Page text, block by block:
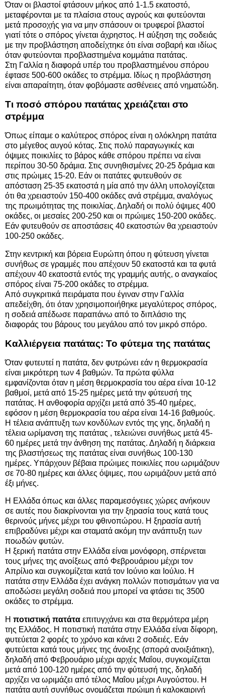
Όταν οι βλαστοί φτάσουν μήκος από 1-1.5 εκατοστό,
μεταφέρονται με τα πλαίσια στους αγρούς και φυτεύονται
μετά προσοχής για να μην σπάσουν οι τρυφεροί βλαστοί
γιατί τότε ο σπόρος γίνεται άχρηστος. Η αύξηση της σοδειάς
με την προβλάστηση αποδείχτηκε ότι είναι σοβαρή και ιδίως
όταν φυτεύονται προβλαστημένα κομμάτια πατάτας.
Στη Γαλλία η διαφορά υπέρ του προβλαστημένου σπόρου
έφτασε 500-600 οκάδες το στρέμμα. Ιδίως η προβλάστηση
είναι απαραίτητη, όταν φοβόμαστε ασθένειες από νηματώδη.
Τι ποσό σπόρου πατάτας χρειάζεται στο
στρέμμα
Όπως είπαμε ο καλύτερος σπόρος είναι η ολόκληρη πατάτα
στο μέγεθος αυγού κότας. Στις πολύ παραγωγικές και
όψιμες ποικιλίες το βάρος κάθε σπόρου πρέπει να είναι
περίπου 30-50 δράμια. Στις συνηθισμένες 20-25 δράμια και
στις πρώιμες 15-20. Εάν οι πατάτες φυτευθούν σε
απόσταση 25-35 εκατοστά η μία από την άλλη υπολογίζεται
ότι θα χρειαστούν 150-400 οκάδες ανά στρέμμα, αναλόγως
της πρωιμότητας της ποικιλίας. Δηλαδή οι πολύ όψιμες 400
οκάδες, οι μεσαίες 200-250 και οι πρώιμες 150-200 οκάδες.
Εάν φυτευθούν σε αποστάσεις 40 εκατοστών θα χρειαστούν
100-250 οκάδες.
Στην κεντρική και βόρεια Ευρώπη όπου η φύτευση γίνεται
συνήθως σε γραμμές που απέχουν 50 εκατοστά και τα φυτά
απέχουν 40 εκατοστά εντός της γραμμής αυτής, ο αναγκαίος
σπόρος είναι 75-200 οκάδες το στρέμμα.
Από συγκριτικά πειράματα που έγιναν στην Γαλλία
απεδείχθη, ότι όταν χρησιμοποιήθηκε μεγαλύτερος σπόρος,
η σοδειά απέδωσε παραπάνω από το διπλάσιο της
διαφοράς του βάρους του μεγάλου από τον μικρό σπόρο.
Καλλιέργεια πατάτας: Το φύτεμα της πατάτας
Όταν φυτευτεί η πατάτα, δεν φυτρώνει εάν η θερμοκρασία
είναι μικρότερη των 4 βαθμών. Τα πρώτα φύλλα
εμφανίζονται όταν η μέση θερμοκρασία του αέρα είναι 10-12
βαθμοί, μετά από 15-25 ημέρες μετά την φύτευσή της
πατάτας. Η ανθοφορία αρχίζει μετά από 35-40 ημέρες,
εφόσον η μέση θερμοκρασία του αέρα είναι 14-16 βαθμούς.
Η τέλεια ανάπτυξη των κονδύλων εντός της γης, δηλαδή η
τέλεια ωρίμανση της πατάτας , τελειώνει συνήθως μετά 45-
60 ημέρες μετά την άνθηση της πατάτας. Δηλαδή η διάρκεια
της βλαστήσεως της πατάτας είναι συνήθως 100-130
ημέρες. Υπάρχουν βέβαια πρώιμες ποικιλίες που ωριμάζουν
σε 70-80 ημέρες και άλλες όψιμες, που ωριμάζουν μετά από
έξι μήνες.
Η Ελλάδα όπως και άλλες παραμεσόγειες χώρες ανήκουν
σε αυτές που διακρίνονται για την ξηρασία τους κατά τους
θερινούς μήνες μέχρι του φθινοπώρου. Η ξηρασία αυτή
επιβραδύνει μέχρι και σταματά ακόμη την ανάπτυξη των
ποωδών φυτών.
Η ξερική πατάτα στην Ελλάδα είναι μονόφορη, σπέρνεται
τους μήνες της ανοίξεως από Φεβρουάριου μέχρι τον
Απρίλιο και συγκομίζεται κατά τον Ιούνιο και Ιούλιο. Η
πατάτα στην Ελλάδα έχει ανάγκη πολλών ποτισμάτων για να
αποδώσει μεγάλη σοδειά που μπορεί να φτάσει τις 3500
οκάδες το στρέμμα.
Η ποτιστική πατάτα επιτυγχάνει και στα θερμότερα μέρη
της Ελλάδος. Η ποτιστική πατάτα στην Ελλάδα είναι δίφορη,
φυτεύεται 2 φορές το χρόνο και κάνει 2 σοδειές. Εάν
φυτεύεται κατά τους μήνες της άνοιξης (σπορά ανοιξιάτικη),
δηλαδή από Φεβρουάριο μέχρι αρχές Μαΐου, συγκομίζεται
μετά από 100-120 ημέρες από την φύτευσή της, δηλαδή
αρχίζει να ωριμάζει από τέλος Μαΐου μέχρι Αυγούστου. Η
πατάτα αυτή συνήθως ονομάζεται πρώιμη ή καλοκαιρινή